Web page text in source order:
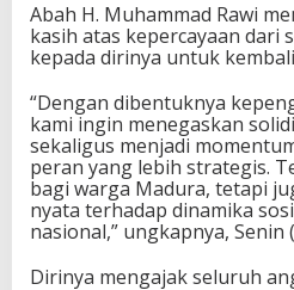
Abah H. Muhammad Rawi
kasih atas kepercayaan dari
kepada dirinya untuk
“Dengan dibentuknya
kami ingin menegaskan
sekaligus menjadi
peran yang lebih strategis.
bagi warga Madura, tetapi
nyata terhadap dinamika
nasional,” ungkapnya, Senin
Dirinya mengajak seluruh